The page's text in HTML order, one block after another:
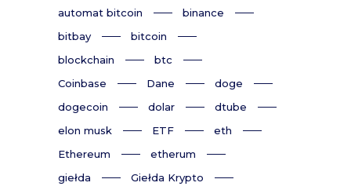
automat bitcoin
binance
bitbay
bitcoin
blockchain
btc
Coinbase
Dane
doge
dogecoin
dolar
dtube
elon musk
ETF
eth
Ethereum
etherum
giełda
Giełda Krypto